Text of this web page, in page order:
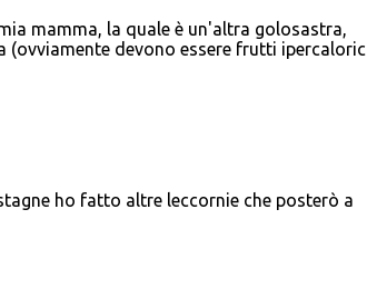
mamma, la quale è un'altra golosastra,
devono essere frutti
ho fatto altre leccornie che posterò a